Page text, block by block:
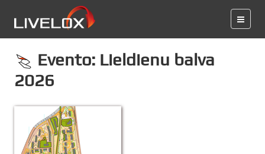
Evento: Lieldienu balva
2026